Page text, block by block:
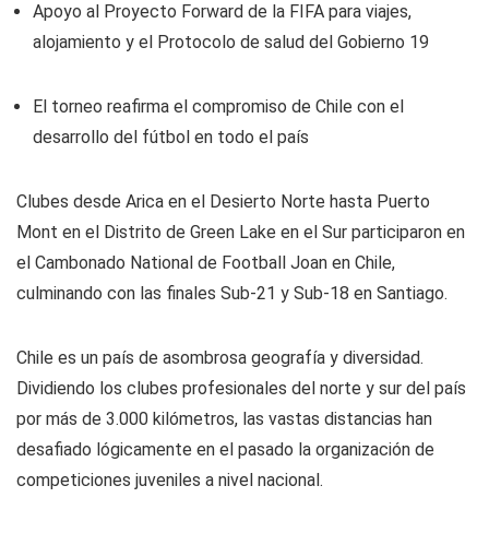
Apoyo al Proyecto Forward de la FIFA para viajes,
alojamiento y el Protocolo de salud del Gobierno 19
El torneo reafirma el compromiso de Chile con el
desarrollo del fútbol en todo el país
Clubes desde Arica en el Desierto Norte hasta Puerto
Mont en el Distrito de Green Lake en el Sur participaron en
el Cambonado National de Football Joan en Chile,
culminando con las finales Sub-21 y Sub-18 en Santiago.
Chile es un país de asombrosa geografía y diversidad.
Dividiendo los clubes profesionales del norte y sur del país
por más de 3.000 kilómetros, las vastas distancias han
desafiado lógicamente en el pasado la organización de
competiciones juveniles a nivel nacional.